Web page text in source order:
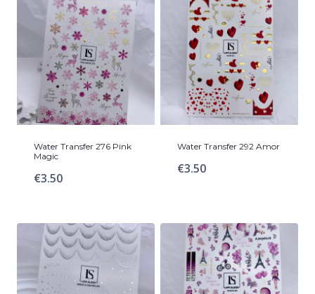
Water Transfer 276 Pink
Magic
€3.50
Water Transfer 292 Amor
€3.50